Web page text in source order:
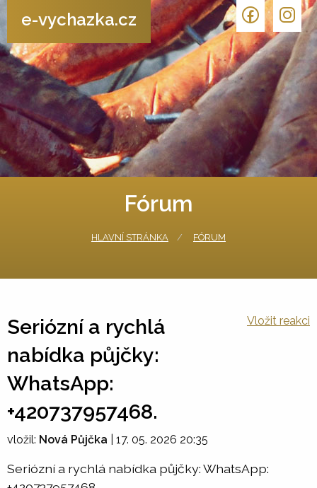
e-vychazka.cz
Fórum
HLAVNÍ STRÁNKA FÓRUM
Seriózní a rychlá
nabídka půjčky:
WhatsApp:
+420737957468.
Vložit reakci
vložil: Nová Půjčka 17. 05. 2026 20:35
Seriózní a rychlá nabídka půjčky: WhatsApp: